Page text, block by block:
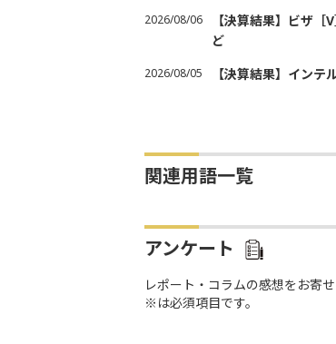
2026/08/06
【決算結果】ビザ
ど
2026/08/05 【決算結果】イン
関連用語一覧
アンケート
レポート・コラムの感想をお寄
※は必須項目です。